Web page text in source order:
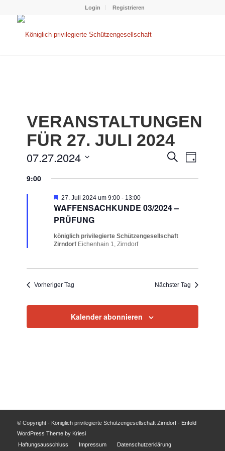
Login Registrieren
VERANSTALTUNGEN
FÜR 27. JULI 2024
Suche
Tag
07.27.2024
wählen.
9:00
WAFFENSACHKUNDE 03/2024 –
PRÜFUNG
Hervorgehoben
27. Juli 2024 um 9:00 - 13:00
königlich privilegierte Schützengesellschaft
Zirndorf Eichenhain 1, Zirndorf
Vorheriger Tag Nächster Tag
Kalender abonnieren
© Copyright - Königlich privilegierte Schützengesellschaft Zirndorf - Enfold
WordPress Theme by Kriesi
Haftungsausschluss
Impressum Datenschutzerklärung